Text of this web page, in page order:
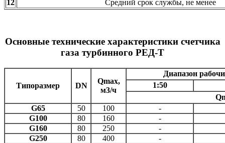
12
Средний срок службы, не менее
Основные технические характеристики счетчика
газа турбинного РЕД-Т
Типоразмер DN
Qmax,
м3/ч
Диапазон
1:50
G65
50 100
-
G100
80 160
-
G160
80 250
-
G250
80 400
-